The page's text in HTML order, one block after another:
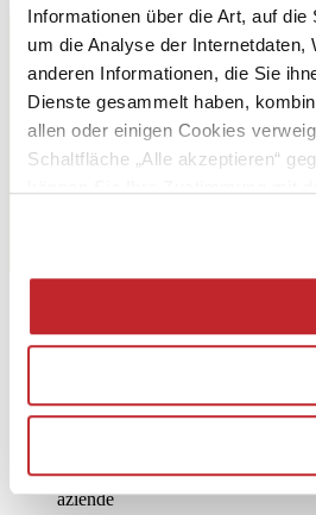
Informationen über die Art, auf
um die Analyse der
anderen Informationen, die Sie
Dienste gesammelt haben,
allen oder einigen Cookies
Schaltfläche „Alle akzeptieren“
CERAMICHE CAESAR S.p.A.
Via Canaletto 49
FIORANO MODENESE, 41042
Tel. 0536 817111
News
aziende